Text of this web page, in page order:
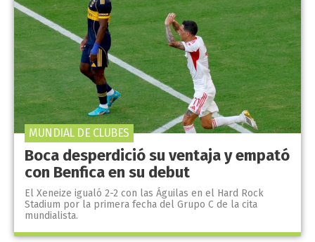
Boca desperdició su ventaja y empató
con Benfica en su debut
El Xeneize igualó 2-2 con las Águilas en el Hard Rock
Stadium por la primera fecha del Grupo C de la cita
mundialista.
MUNDIAL DE CLUBES